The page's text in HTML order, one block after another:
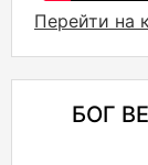
Перейти на
БОГ